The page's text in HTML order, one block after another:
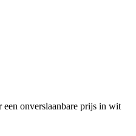
onverslaanbare prijs in wit